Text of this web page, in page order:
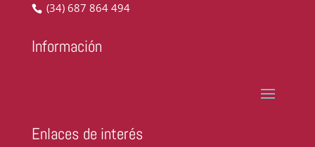
(34) 687 864 494
Información
Enlaces de interés